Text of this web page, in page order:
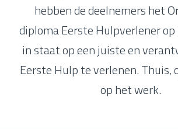
hebben de deelnemers het
diploma Eerste Hulpverlener op
in staat op een juiste en
Eerste Hulp te verlenen. Thuis,
op het werk.